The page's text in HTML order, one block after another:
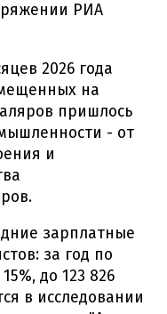
РИА
2026 года
на
пришлось
- от
и
зарплатные
за год по
до 123 826
в исследовании